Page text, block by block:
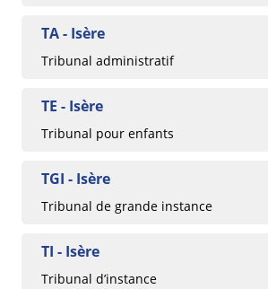
TA - Isère
Tribunal administratif
TE - Isère
Tribunal pour enfants
TGI - Isère
Tribunal de grande instance
TI - Isère
Tribunal d’instance